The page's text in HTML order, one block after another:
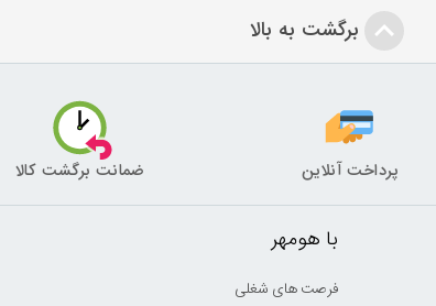
برگشت به بالا
پرداخت آنلاین ضمانت برگشت کالا
با هومهر
فرصت های شغلی